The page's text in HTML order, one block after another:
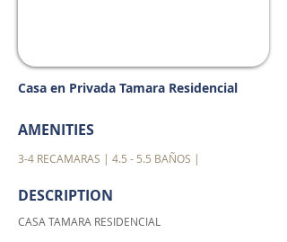
Casa en Privada Tamara Residencial
AMENITIES
3-4 RECAMARAS | 4.5 - 5.5 BAÑOS |
DESCRIPTION
CASA TAMARA RESIDENCIAL